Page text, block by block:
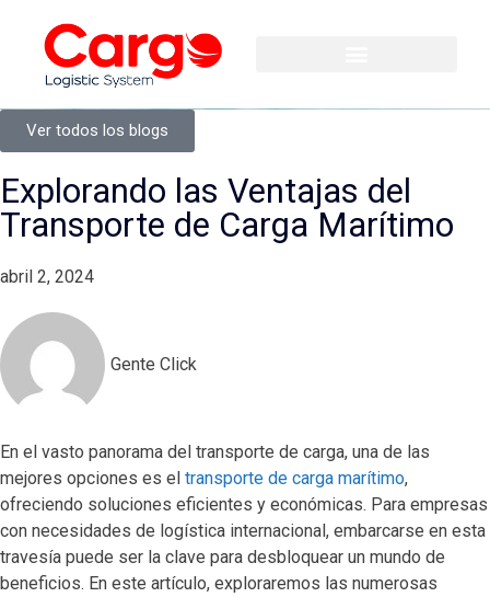
Ver todos los blogs
Explorando las Ventajas del
Transporte de Carga Marítimo
abril 2, 2024
Gente Click
En el vasto panorama del transporte de carga, una de las
mejores opciones es el transporte de carga marítimo,
ofreciendo soluciones eficientes y económicas. Para empresas
con necesidades de logística internacional, embarcarse en esta
travesía puede ser la clave para desbloquear un mundo de
beneficios. En este artículo, exploraremos las numerosas